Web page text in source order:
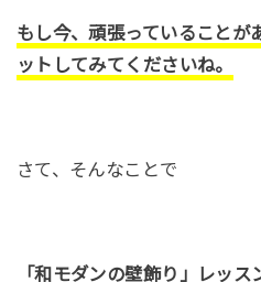
もし今、頑張っていることが
ットしてみてくださいね。
さて、そんなことで
「和モダンの壁飾り」レッス